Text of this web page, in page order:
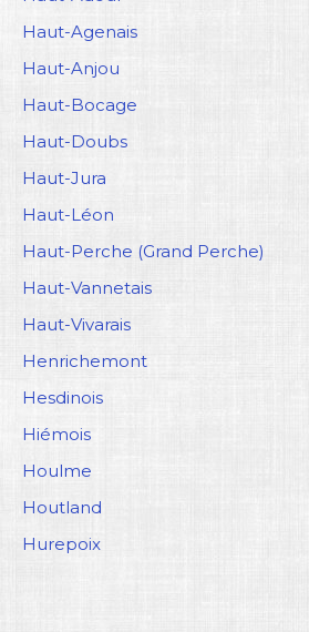
Haut-Agenais
Haut-Anjou
Haut-Bocage
Haut-Doubs
Haut-Jura
Haut-Léon
Haut-Perche (Grand Perche)
Haut-Vannetais
Haut-Vivarais
Henrichemont
Hesdinois
Hiémois
Houlme
Houtland
Hurepoix